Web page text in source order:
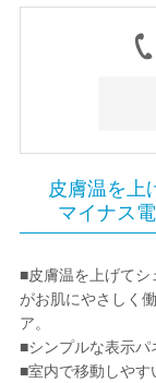
皮膚温を上
マイナス
■皮膚温を上げて
がお肌にやさしく
ア。
■シンプルな表示パ
■室内で移動しやす